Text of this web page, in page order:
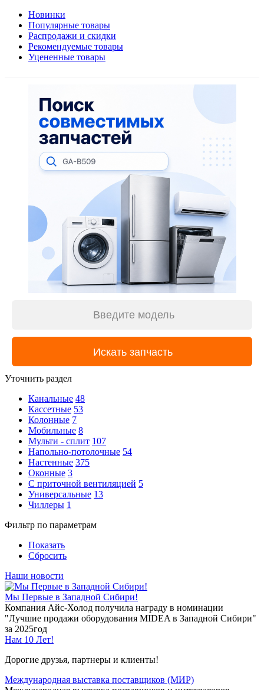
Новинки
Популярные товары
Распродажи и скидки
Рекомендуемые товары
Уцененные товары
Уточнить раздел
Канальные 48
Кассетные 53
Колонные 7
Мобильные 8
Мульти - сплит 107
Напольно-потолочные 54
Настенные 375
Оконные 3
С приточной вентиляцией 5
Универсальные 13
Чиллеры 1
Фильтр по параметрам
Показать
Сбросить
Наши новости
Мы Первые в Западной Сибири!
Компания Айс-Холод получила награду в номинации
"Лучшие продажи оборудования MIDEA в Западной Сибири"
за 2025год
Нам 10 Лет!
Дорогие друзья, партнеры и клиенты!
Международная выставка поставщиков (МИР)